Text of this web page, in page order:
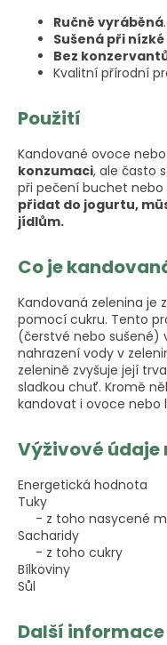
Ručně vyráběná.
Sušená při
Bez
Kvalitní přírodní
Použití
Kandované ovoce
konzumaci, ale často
při pečení buchet
přidat do jogurtu,
jídlům.
Co je
Kandovaná zelenina je
pomocí cukru. Tento
(čerstvé nebo sušené)
nahrazení vody v
zelenině zvyšuje její
sladkou chuť. Kromě
kandovat i ovoce nebo
Výživové údaje
Energetická hodnota
Tuky
- z toho nasycené
Sacharidy
- z toho cukry
Bílkoviny
Sůl
Další informace